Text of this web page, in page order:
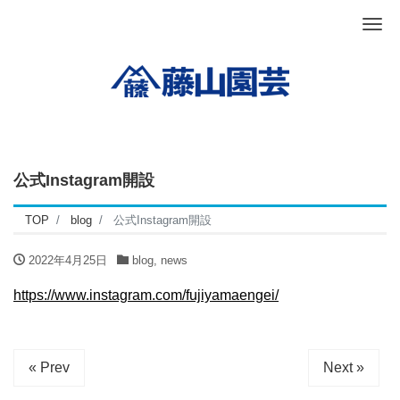
公式Instagram開設
TOP blog 公式Instagram開設
2022年4月25日 blog, news
https://www.instagram.com/fujiyamaengei/
« Prev Next »